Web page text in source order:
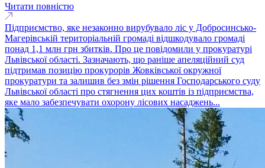
Читати повністю
Підприємство, яке незаконно вирубувало ліс у Добросинсько-
Магерівській територіальній громаді відшкодувало громаді
понад 1,1 млн грн збитків. Про це повідомили у прокуратурі
Львівської області. Зазначають, що раніше апеляційний суд
підтримав позицію прокурорів Жовківської окружної
прокуратури та залишив без змін рішення Господарського суду
Львівської області про стягнення цих коштів із підприємства,
яке мало забезпечувати охорону лісових насаджень...